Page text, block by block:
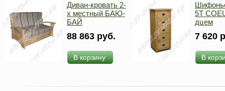
Диван-кровать 2-
х местный БАЮ-
БАЙ
88 863 руб.
В корзину
5T
дцем
7 620
В